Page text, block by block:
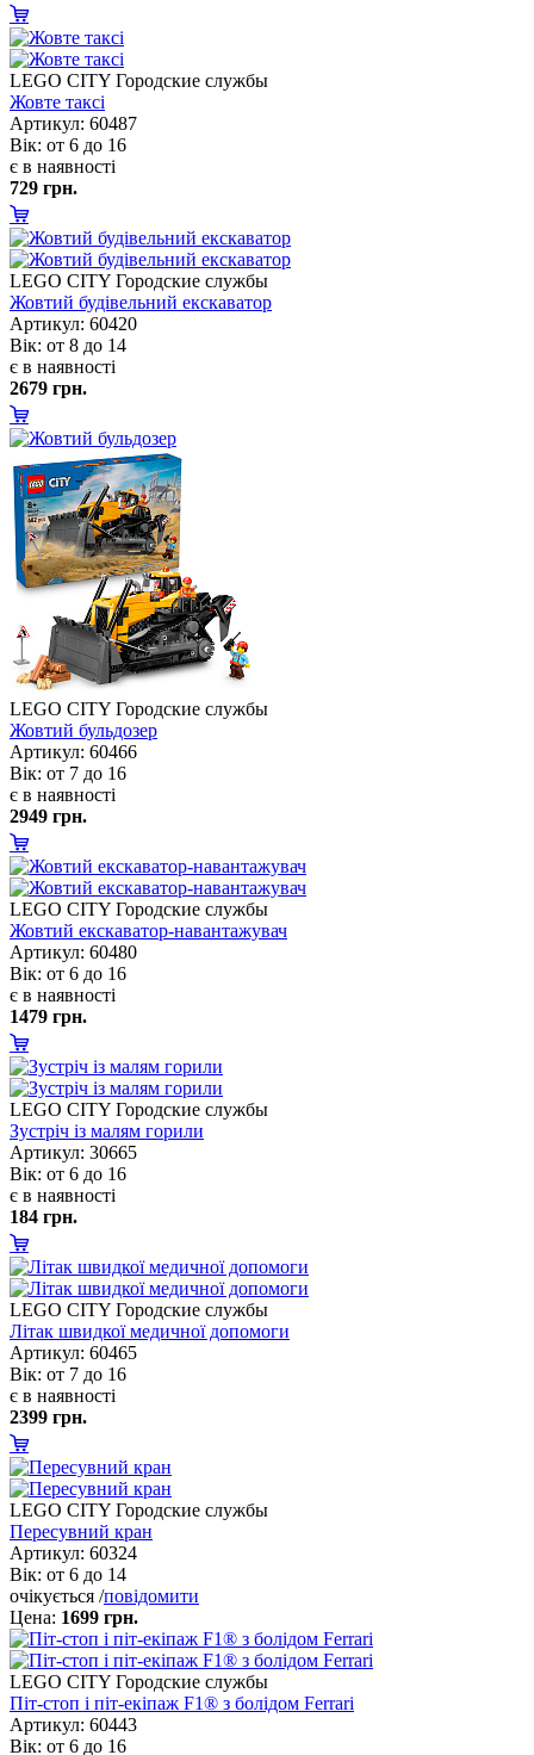
LEGO CITY Городские службы
Жовте таксі
Артикул: 60487
ік: от 6 до 16
є в наявності
729 грн.
LEGO CITY Городские службы
Жовтий будівельний екскаватор
Артикул: 60420
ік: от 8 до 14
є в наявності
2679 грн.
LEGO CITY Городские службы
Жовтий бульдозер
Артикул: 60466
ік: от 7 до 16
є в наявності
2949 грн.
LEGO CITY Городские службы
Жовтий екскаватор-навантажувач
Артикул: 60480
ік: от 6 до 16
є в наявності
1479 грн.
LEGO CITY Городские службы
Зустріч із малям горили
Артикул: 30665
ік: от 6 до 16
є в наявності
184 грн.
LEGO CITY Городские службы
Літак швидкої медичної допомоги
Артикул: 60465
ік: от 7 до 16
є в наявності
2399 грн.
LEGO CITY Городские службы
Пересувний кран
Артикул: 60324
ік: от 6 до 14
очікується /повідомити
Цена: 1699 грн.
LEGO CITY Городские службы
Піт-стоп і піт-екіпаж F1® з болідом Ferrari
Артикул: 60443
ік: от 6 до 16